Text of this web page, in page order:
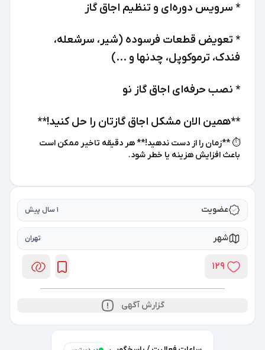
* سرویس دوره‌ای و تنظیم اجاق گاز
* تعویض قطعات فرسوده (شیر، سرشعله،
فندک، ترموکوپل، چدنها و ...)
* نصب حرفه‌ای اجاق گاز نو
**همین الان مشکل اجاق گازتان را حل کنید!**
⏱️ **زمان را از دست ندهید!** هر دقیقه تاخیر ممکن است
باعث افزایش هزینه یا خطر شود.
عضویت 1 سال پیش
شهر تهران
گزارش آگهی